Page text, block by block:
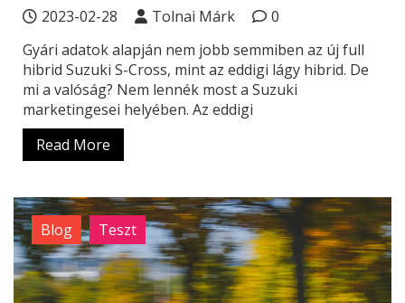
2023-02-28 Tolnai Márk
0
Gyári adatok alapján nem jobb semmiben az új full
hibrid Suzuki S-Cross, mint az eddigi lágy hibrid. De
mi a valóság? Nem lennék most a Suzuki
marketingesei helyében. Az eddigi
Read More
Blog Teszt